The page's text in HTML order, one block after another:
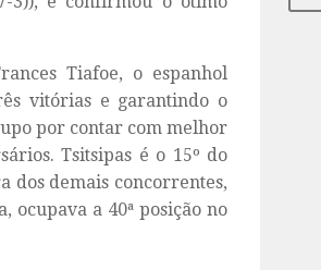
Tiafoe, o espanhol
vitórias e garantindo o
por contar com melhor
Tsitsipas é o 15º do
dos demais concorrentes,
ocupava a 40ª posição no